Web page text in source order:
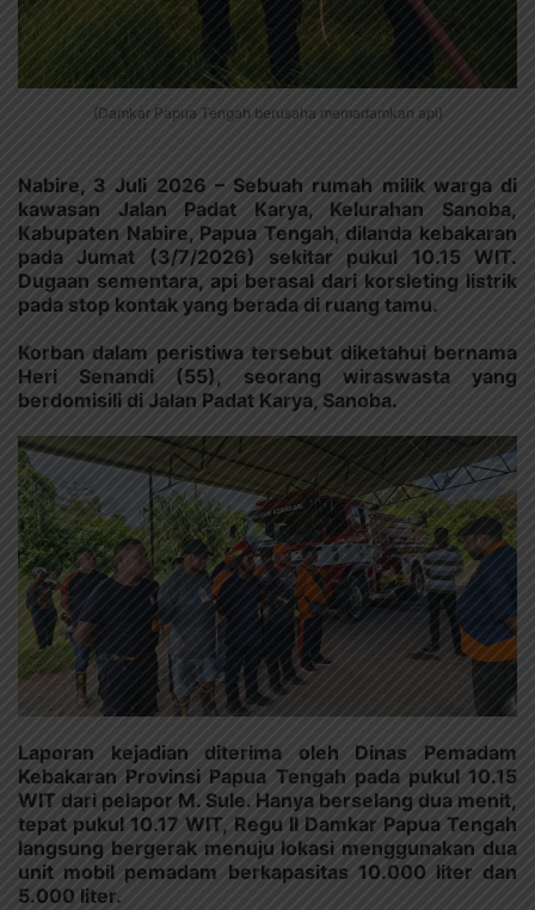
(Damkar Papua Tengah berusaha memadamkan api)
Nabire, 3 Juli 2026 – Sebuah rumah milik warga di
kawasan Jalan Padat Karya, Kelurahan Sanoba,
Kabupaten Nabire, Papua Tengah, dilanda kebakaran
pada Jumat (3/7/2026) sekitar pukul 10.15 WIT.
Dugaan sementara, api berasal dari korsleting listrik
pada stop kontak yang berada di ruang tamu.
Korban dalam peristiwa tersebut diketahui bernama
Heri Senandi (55), seorang wiraswasta yang
berdomisili di Jalan Padat Karya, Sanoba.
Laporan kejadian diterima oleh Dinas Pemadam
Kebakaran Provinsi Papua Tengah pada pukul 10.15
WIT dari pelapor M. Sule. Hanya berselang dua menit,
tepat pukul 10.17 WIT, Regu II Damkar Papua Tengah
langsung bergerak menuju lokasi menggunakan dua
unit mobil pemadam berkapasitas 10.000 liter dan
5.000 liter.